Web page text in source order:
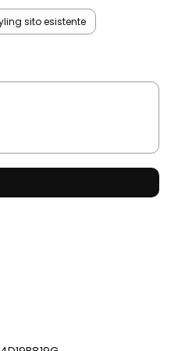
sito esistente